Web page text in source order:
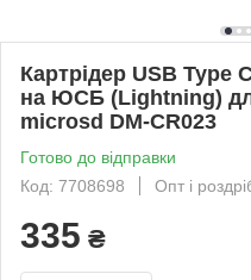
Картрідер USB Type
на ЮСБ (Lightning)
microsd DM-CR023
Готово до відправки
Код: 7708698
Опт і
335 ₴